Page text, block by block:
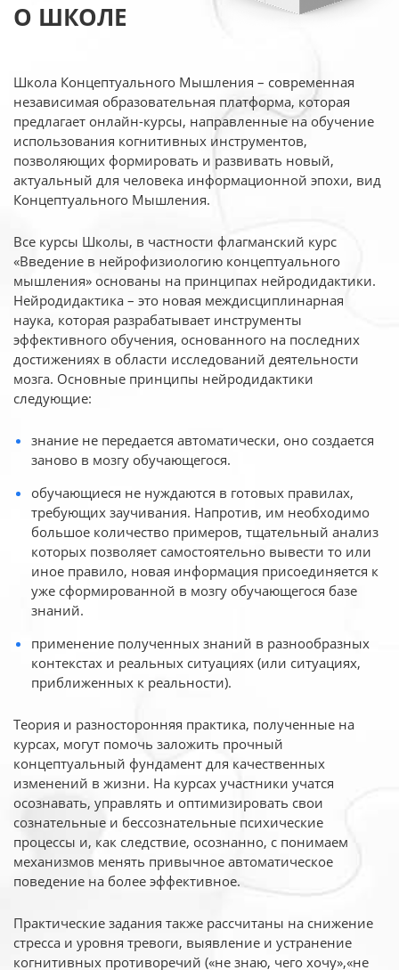
О ШКОЛЕ
Школа Концептуального Мышления – современная
независимая образовательная платформа, которая
предлагает онлайн-курсы, направленные на обучение
использования когнитивных инструментов,
позволяющих формировать и развивать новый,
актуальный для человека информационной эпохи, вид
Концептуального Мышления.
Все курсы Школы, в частности флагманский курс
«Введение в нейрофизиологию концептуального
мышления» основаны на принципах нейродидактики.
Нейродидактика – это новая междисциплинарная
наука, которая разрабатывает инструменты
эффективного обучения, основанного на последних
достижениях в области исследований деятельности
мозга. Основные принципы нейродидактики
следующие:
знание не передается автоматически, оно создается
заново в мозгу обучающегося.
обучающиеся не нуждаются в готовых правилах,
требующих заучивания. Напротив, им необходимо
большое количество примеров, тщательный анализ
которых позволяет самостоятельно вывести то или
иное правило, новая информация присоединяется к
уже сформированной в мозгу обучающегося базе
знаний.
применение полученных знаний в разнообразных
контекстах и реальных ситуациях (или ситуациях,
приближенных к реальности).
Теория и разносторонняя практика, полученные на
курсах, могут помочь заложить прочный
концептуальный фундамент для качественных
изменений в жизни. На курсах участники учатся
осознавать, управлять и оптимизировать свои
сознательные и бессознательные психические
процессы и, как следствие, осознанно, с понимаем
механизмов менять привычное автоматическое
поведение на более эффективное.
Практические задания также рассчитаны на снижение
стресса и уровня тревоги, выявление и устранение
когнитивных противоречий («не знаю, чего хочу»,«не